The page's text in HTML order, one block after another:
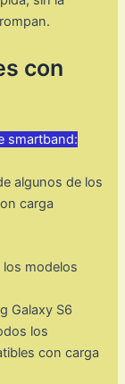
con
smartband:
algunos de los
carga
modelos
Galaxy S6
los
con carga